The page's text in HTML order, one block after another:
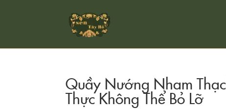
Quầy Nướng Nham
Thực Không Thể Bỏ Lỡ